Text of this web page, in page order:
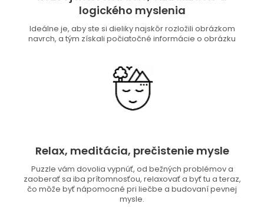
logického myslenia
Ideálne je, aby ste si dieliky najskôr rozložili obrázkom
navrch, a tým získali počiatočné informácie o obrázku
Relax, meditácia, prečistenie mysle
Puzzle vám dovolia vypnúť, od bežných problémov a
zaoberať sa iba prítomnosťou, relaxovať a byť tu a teraz,
čo môže byť nápomocné pri liečbe a budovaní pevnej
mysle.